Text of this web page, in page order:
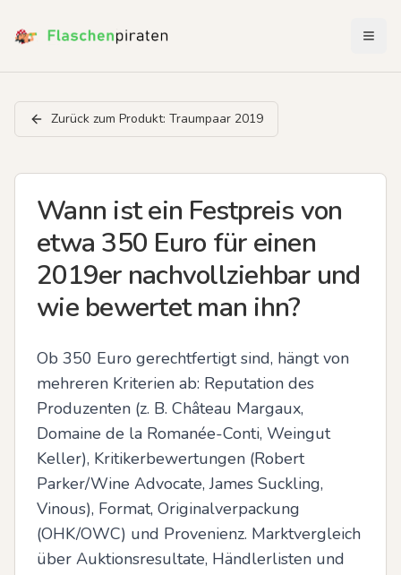
Zurück zum Produkt: Traumpaar 2019
Wann ist ein Festpreis von
etwa 350 Euro für einen
2019er nachvollziehbar und
wie bewertet man ihn?
Ob 350 Euro gerechtfertigt sind, hängt von
mehreren Kriterien ab: Reputation des
Produzenten (z. B. Château Margaux,
Domaine de la Romanée-Conti, Weingut
Keller), Kritikerbewertungen (Robert
Parker/Wine Advocate, James Suckling,
Vinous), Format, Originalverpackung
(OHK/OWC) und Provenienz. Marktvergleich
über Auktionsresultate, Händlerlisten und